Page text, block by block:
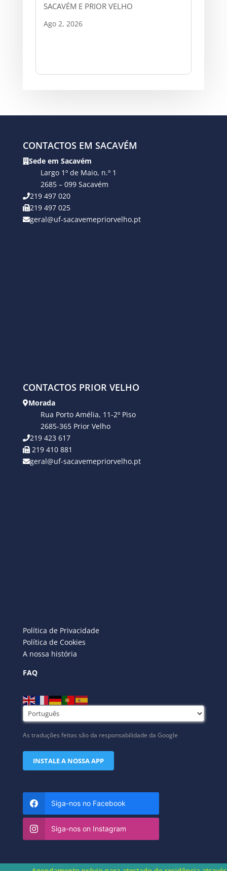
SACAVÉM E PRIOR VELHO
Ago 2, 2026
CONTACTOS EM SACAVÉM
Sede em Sacavém
Largo 1º de Maio, n.º 1
2685 – 099 Sacavém
219 497 020
219 497 025
geral@uf-sacavemepriorvelho.pt
CONTACTOS PRIOR VELHO
Morada
Rua Porto Amélia, 11-2º Piso
2685-365 Prior Velho
219 423 617
219 410 881
geral@uf-sacavemepriorvelho.pt
Política de Privacidade
Política de Cookies
A nossa história
FAQ
As traduções feitas são da responsabilidade da Google
INSTALE A NOSSA APP
Siga-nos no Facebook
Siga-nos on Instagram